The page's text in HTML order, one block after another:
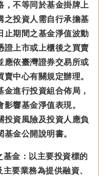
，不等同於基金掛牌上
之投資人需自行承擔基
止期間之基金淨值波動
證上市或上櫃後之買賣
應依臺灣證券交易所或
中心有關規定辦理。
進行投資組合佈局，
響基金淨值表現。
投資風險及投資人應負
金公開說明書。
金：以主要投資標的
要業務為提供融資、